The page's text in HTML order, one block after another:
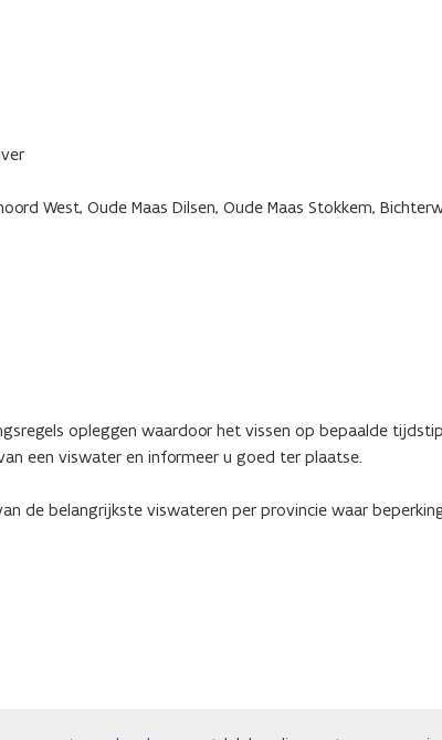
West, Oude Maas Dilsen, Oude Maas Stokkem,
opleggen waardoor het vissen op bepaalde
een viswater en informeer u goed ter plaatse.
de belangrijkste viswateren per provincie waar